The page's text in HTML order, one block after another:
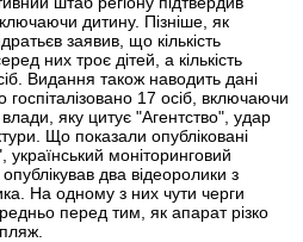
дитину. Пізніше, як
заявив, що кількість
них троє дітей, а кількість
Видання також наводить дані
17 осіб, включаючи
влади, яку цитує "Агентство", удар
Що показали опубліковані
моніторинговий
два відеоролики з
На одному з них чути черги
перед тим, як апарат різко